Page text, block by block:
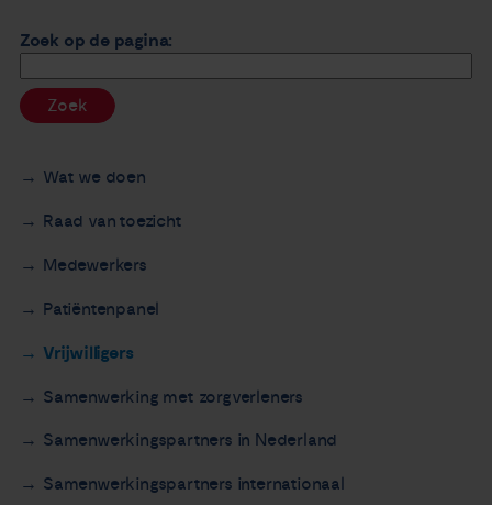
Nieuws
Agenda
Zorgverleners
Zoek op de pagina:
Zoek
Wat we doen
Raad van toezicht
Medewerkers
Patiëntenpanel
Vrijwilligers
Samenwerking met zorgverleners
Samenwerkingspartners in Nederland
Samenwerkingspartners internationaal